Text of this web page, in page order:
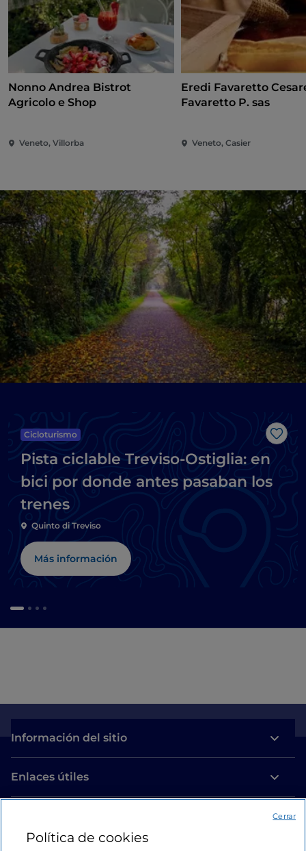
Nonno Andrea Bistrot
Agricolo e Shop
Veneto, Villorba
Eredi Favaretto
Favaretto P. sas
Veneto, Casier
Me
Cicloturismo
Pista ciclable Treviso-Ostiglia: en
bici por donde antes pasaban los
trenes
Quinto di Treviso
Más información
Información del sitio
Enlaces útiles
Estamos en contacto
Política de cookies
Cerrar